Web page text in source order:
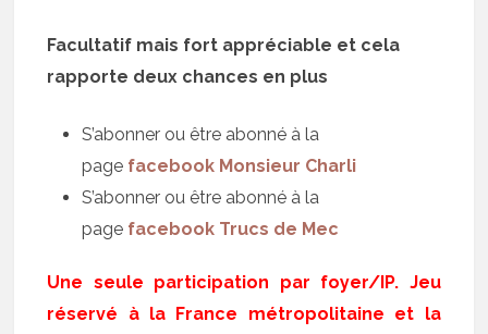
Facultatif mais fort appréciable et cela
rapporte deux chances en plus
S’abonner ou être abonné à la
page facebook Monsieur Charli
S’abonner ou être abonné à la
page facebook Trucs de Mec
Une seule participation par foyer/IP. Jeu
réservé à la France métropolitaine et la